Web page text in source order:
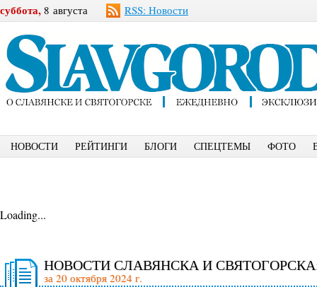
суббота, 8 августа RSS: Новости
НОВОСТИ РЕЙТИНГИ БЛОГИ СПЕЦТЕМЫ ФОТО
Loading...
НОВОСТИ СЛАВЯНСКА И
за 20 октября 2024 г.